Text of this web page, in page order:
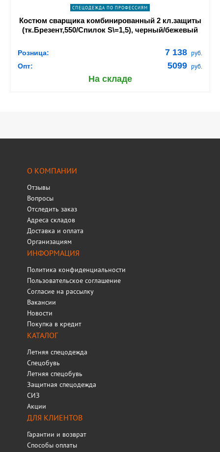
СПЕЦОДЕЖДА ПО ПРОФЕССИЯМ
Костюм сварщика комбинированный 2 кл.защиты
(тк.Брезент,550/Спилок S\=1,5), черный/бежевый
Розница: 7 138 руб.
Опт: 5099 руб.
На складе
О КОМПАНИИ
Отзывы
Вопросы
Отследить заказ
Адреса складов
Доставка и оплата
Организациям
ИНФОРМАЦИЯ
Политика конфиденциальности
Пользовательское соглашение
Согласие на рассылку
Вакансии
Новости
Покупка в кредит
КАТАЛОГ
Летняя спецодежда
Спецобувь
Летняя спецобувь
Защитная спецодежда
СИЗ
Акции
ДЛЯ КЛИЕНТОВ
Гарантии и возврат
Способы оплаты